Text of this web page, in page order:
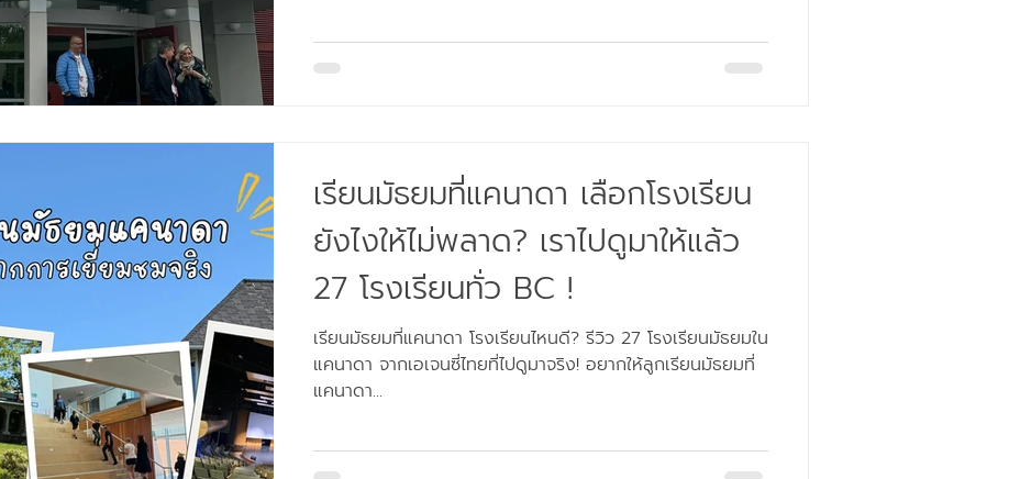
อยู่ในเมือง Maple Ridge จังหวัด British Columbia เมืองนี้
เรียนมัธยมที่แคนาดา เลือกโรงเรียน
ยังไงให้ไม่พลาด? เราไปดูมาให้แล้ว
27 โรงเรียนทั่ว BC !
เรียนมัธยมที่แคนาดา โรงเรียนไหนดี? รีวิว 27 โรงเรียนมัธยมใน
แคนาดา จากเอเจนซี่ไทยที่ไปดูมาจริง! อยากให้ลูกเรียนมัธยมที่
แคนาดา...